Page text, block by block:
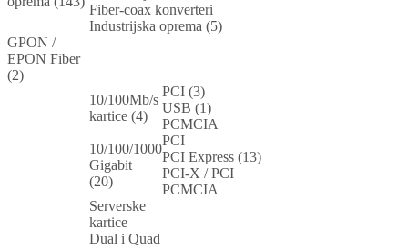
Fiber-coax konverteri
Industrijska oprema (5)
GPON /
EPON Fiber
(2)
10/100Mb/s
kartice (4)
PCI (3)
USB (1)
PCMCIA
10/100/1000
Gigabit
(20)
PCI
PCI Express (13)
PCI-X / PCI
PCMCIA
Serverske
kartice
Dual i Quad